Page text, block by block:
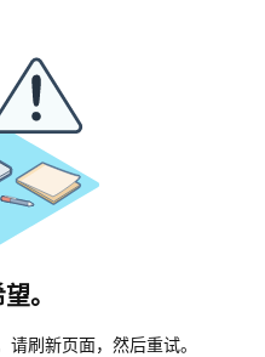
。
刷新页面，然后重试。